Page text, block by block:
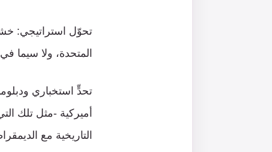
تحوّل استراتيجي:
المتحدة، ولا سيما
تحدٍّ استخباري
أميركية -مثل تلك
التاريخية مع